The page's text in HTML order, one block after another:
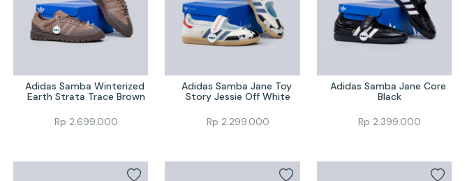
Adidas Samba Winterized
Earth Strata Trace Brown
Rp 2.699.000
Adidas Samba Jane Toy
Story Jessie Off White
Rp 2.299.000
Adidas Samba Jane Core
Black
Rp 2.399.000